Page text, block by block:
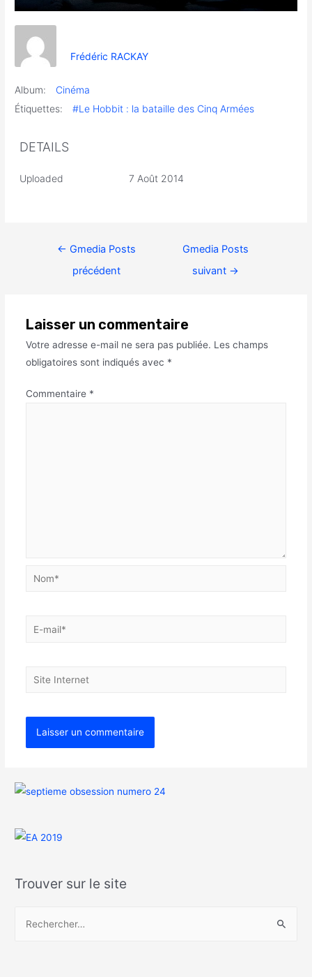
Frédéric RACKAY
Album:
Cinéma
Étiquettes:
#Le Hobbit : la bataille des Cinq Armées
DETAILS
Uploaded 7 Août 2014
← Gmedia Posts
précédent
Gmedia Posts
suivant →
Laisser un commentaire
Votre adresse e-mail ne sera pas publiée. Les champs
obligatoires sont indiqués avec *
Commentaire *
Trouver sur le site